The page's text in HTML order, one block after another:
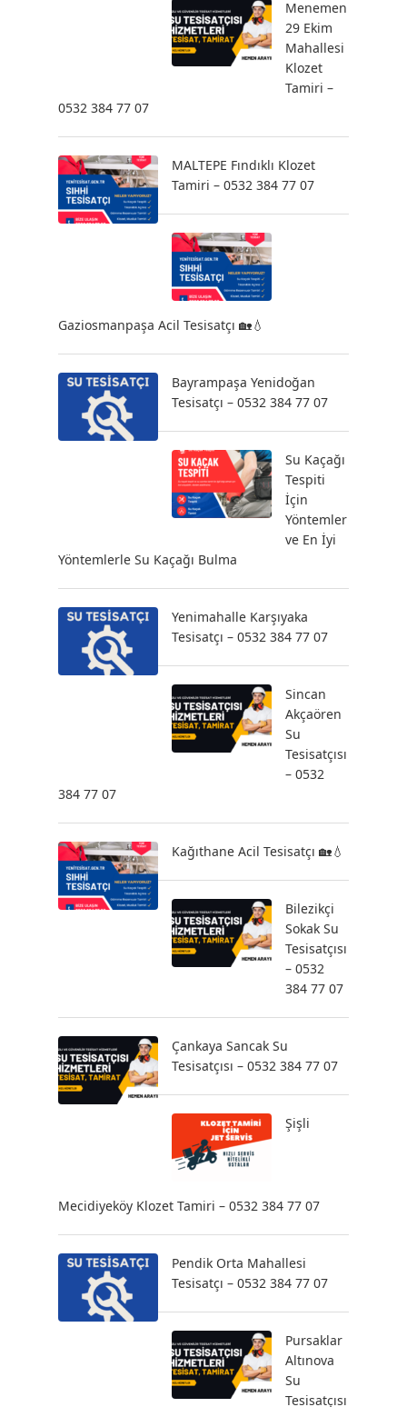
Menemen
29 Ekim
Mahallesi
Klozet
Tamiri –
0532 384 77 07
MALTEPE Fındıklı Klozet
Tamiri – 0532 384 77 07
Gaziosmanpaşa Acil Tesisatçı 🏡💧
Bayrampaşa Yenidoğan
Tesisatçı – 0532 384 77 07
Su Kaçağı
Tespiti
İçin
Yöntemler
ve En İyi
Yöntemlerle Su Kaçağı Bulma
Yenimahalle Karşıyaka
Tesisatçı – 0532 384 77 07
Sincan
Akçaören
Su
Tesisatçısı
– 0532
384 77 07
Kağıthane Acil Tesisatçı 🏡💧
Bilezikçi
Sokak Su
Tesisatçısı
– 0532
384 77 07
Çankaya Sancak Su
Tesisatçısı – 0532 384 77 07
Şişli
Mecidiyeköy Klozet Tamiri – 0532 384 77 07
Pendik Orta Mahallesi
Tesisatçı – 0532 384 77 07
Pursaklar
Altınova
Su
Tesisatçısı